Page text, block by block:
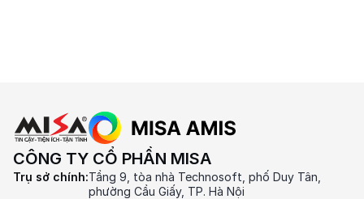
CÔNG TY CỔ PHẦN MISA
Trụ sở chính:Tầng 9, tòa nhà Technosoft, phố Duy Tân,
phường Cầu Giấy, TP. Hà Nội